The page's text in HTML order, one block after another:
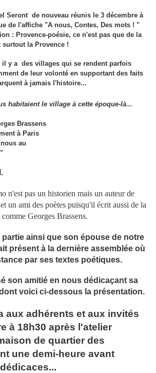
Seront de nouveau réunis le 3 décembre à
de l'affiche "A nous, Contes, Des mots ! "
: Provence-poésie, ce n'est pas que de la
la Provence !
il y a des villages qui se rendent parfois
de leur volonté en supportant des faits
à jamais l'histoire...
habitaient le village à cette époque-là...
Brassens
à Paris
au
n'est pas un historien mais un auteur de
un ami des poètes puisqu'il écrit aussi de la
Georges Brassens.
partie ainsi que son épouse de notre
présent à la dernière assemblée où
par ses textes poétiques.
son amitié en nous dédicaçant sa
voici ci-dessous la présentation.
aux adhérents et aux invités
à 18h30 après l'atelier
de quartier des
une demi-heure avant